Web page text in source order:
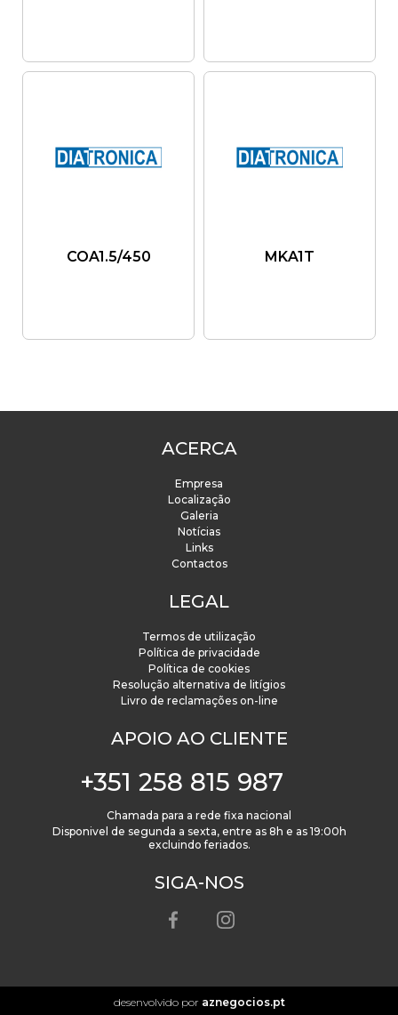
COA1.5/450 MKA1T
ACERCA
Empresa
Localização
Galeria
Notícias
Links
Contactos
LEGAL
Termos de utilização
Política de privacidade
Política de cookies
Resolução alternativa de litígios
Livro de reclamações on-line
APOIO AO CLIENTE
+351 258 815 987
Chamada para a rede fixa nacional
Disponivel de segunda a sexta, entre as 8h e as 19:00h
excluindo feriados.
SIGA-NOS
desenvolvido por aznegocios.pt